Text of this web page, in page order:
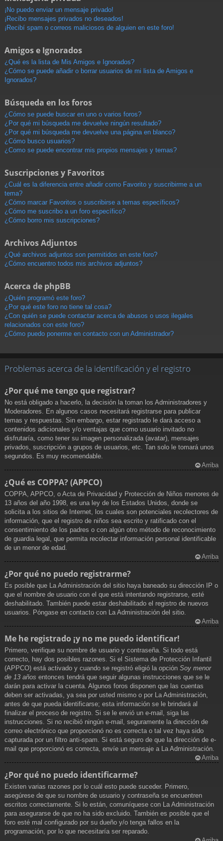
¡No puedo enviar un mensaje privado!
¡Recibo mensajes privados no deseados!
¡Recibí spam o correos maliciosos de alguien en este foro!
Amigos e Ignorados
¿Qué es la lista de Mis Amigos e Ignorados?
¿Cómo se puede añadir o borrar usuarios de mi lista de Amigos e
Ignorados?
Búsqueda en los foros
¿Cómo se puede buscar en uno o varios foros?
¿Por qué mi búsqueda me devuelve ningún resultado?
¿Por qué mi búsqueda me devuelve una página en blanco?
¿Cómo busco usuarios?
¿Como se puede encontrar mis propios mensajes y temas?
Suscripciones y Favoritos
¿Cuál es la diferencia entre añadir como Favorito y suscribirme a un
tema?
¿Cómo marcar Favoritos o suscribirse a temas específicos?
¿Cómo me suscribo a un foro específico?
¿Cómo borro mis suscripciones?
Archivos Adjuntos
¿Qué archivos adjuntos son permitidos en este foro?
¿Cómo encuentro todos mis archivos adjuntos?
Acerca de phpBB
¿Quién programó este foro?
¿Por qué este foro no tiene tal cosa?
¿Con quién se puede contactar acerca de abusos o usos ilegales
relacionados con este foro?
¿Cómo puedo ponerme en contacto con un Administrador?
Problemas acerca de la identificación y el registro
¿Por qué me tengo que registrar?
No está obligado a hacerlo, la decisión la toman los Administradores y
Moderadores. En algunos casos necesitará registrarse para publicar
temas y respuestas. Sin embargo, estar registrado le dará acceso a
contenidos adicionales y/o ventajas que como usuario invitado no
disfrutaría, como tener su imagen personalizada (avatar), mensajes
privados, suscripción a grupos de usuarios, etc. Tan solo le tomará unos
segundos. Es muy recomendable.
Arriba
¿Qué es COPPA? (APPCO)
COPPA, APPCO, o Acta de Privacidad y Protección de Niños menores de
13 años del año 1998, es una ley de los Estados Unidos, donde se
solicita a los sitios de Internet, los cuales son potenciales recolectores de
información, que el registro de niños sea escrito y ratificado con el
consentimiento de los padres o con algún otro método de reconocimiento
de guardia legal, que permita recolectar información personal identificable
de un menor de edad.
Arriba
¿Por qué no puedo registrarme?
Es posible que La Administración del sitio haya baneado su dirección IP o
que el nombre de usuario con el que está intentando registrarse, esté
deshabilitado. También puede estar deshabilitado el registro de nuevos
usuarios. Póngase en contacto con La Administración del sitio.
Arriba
Me he registrado ¡y no me puedo identificar!
Primero, verifique su nombre de usuario y contraseña. Si todo está
correcto, hay dos posibles razones. Si el Sistema de Protección Infantil
(APPCO) está activado y cuando se registró eligió la opción Soy menor
de 13 años entonces tendrá que seguir algunas instrucciones que se le
darán para activar la cuenta. Algunos foros disponen que las cuentas
deben ser activadas, ya sea por usted mismo o por La Administración,
antes de que pueda identificarse; esta información se le brindará al
finalizar el proceso de registro. Si se le envió un e-mail, siga las
instrucciones. Si no recibió ningún e-mail, seguramente la dirección de
correo electrónico que proporcionó no es correcta o tal vez haya sido
capturada por un filtro anti-spam. Si está seguro de que la dirección de e-
mail que proporcionó es correcta, envíe un mensaje a La Administración.
Arriba
¿Por qué no puedo identificarme?
Existen varias razones por lo cuál esto puede suceder. Primero,
asegúrese de que su nombre de usuario y contraseña se encuentren
escritos correctamente. Si lo están, comuníquese con La Administración
para asegurarse de que no ha sido excluido. También es posible que el
foro esté mal configurado por su dueño y/o tenga fallos en la
programación, por lo que necesitaría ser reparado.